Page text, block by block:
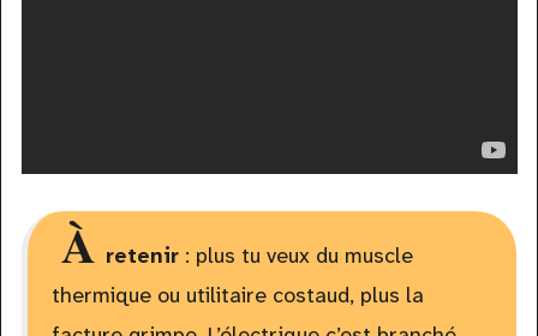
À retenir: plus tu veux du muscle
thermique ou utilitaire costaud, plus la